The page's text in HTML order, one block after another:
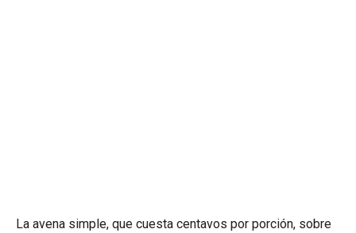
La avena simple, que cuesta centavos por porción, sobre